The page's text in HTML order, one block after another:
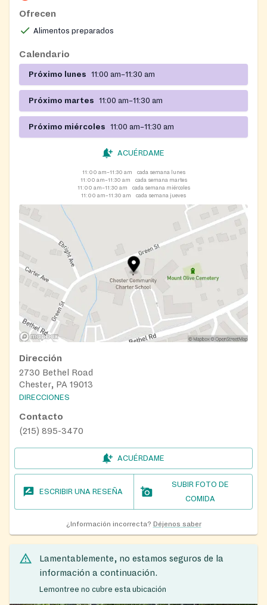
Ofrecen
Alimentos preparados
Calendario
Próximo lunes 11:00 am–11:30 am
Próximo martes 11:00 am–11:30 am
Próximo miércoles 11:00 am–11:30 am
ACUÉRDAME
11:00 am–11:30 am
cada semana lunes
11:00 am–11:30 am
cada semana martes
11:00 am–11:30 am
cada semana miércoles
11:00 am–11:30 am
cada semana jueves
Dirección
2730 Bethel Road
Chester, PA 19013
DIRECCIONES
Contacto
(215) 895-3470
ACUÉRDAME
ESCRIBIR UNA RESEÑA
SUBIR FOTO DE
COMIDA
¿Información incorrecta? Déjenos saber
Lamentablemente, no estamos seguros de la
información a continuación.
Lemontree no cubre esta ubicación